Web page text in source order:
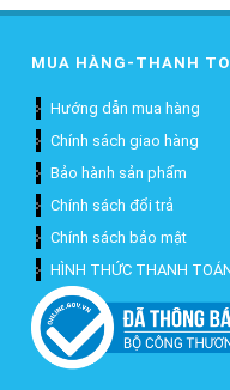
MUA HÀNG-THANH
Hướng dẫn mua hàng
Chính sách giao hàng
Bảo hành sản phẩm
Chính sách đổi trả
Chính sách bảo mật
HÌNH THỨC THANH